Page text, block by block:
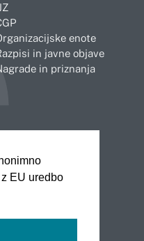
EU uredbo
enote
in javne objave
in priznanja
mesto
Gradec